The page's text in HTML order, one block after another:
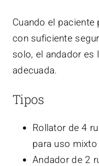
Cuando el
con suficiente
solo, el andador es
adecuada.
Tipos
Rollator de 4
para uso
Andador de 2